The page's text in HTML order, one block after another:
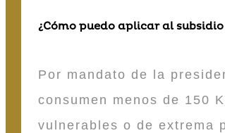
¿Cómo puedo aplicar al
Por mandato de la
consumen menos de 150
vulnerables o de extrema